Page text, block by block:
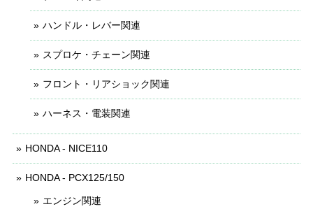
ハンドル・レバー関連
スプロケ・チェーン関連
フロント・リアショック関連
ハーネス・電装関連
HONDA - NICE110
HONDA - PCX125/150
エンジン関連